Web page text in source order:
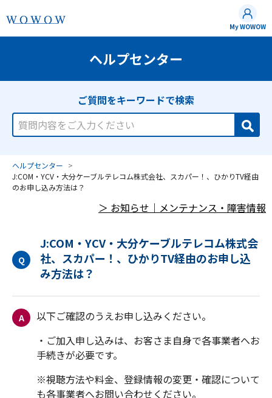
My WOWOW
ヘルプセンター
J:COM・YCV・大分ケーブルテレコム株式会社、スカパー！、ひかりTV経由
のお申し込み方法は？
Q
J:COM・YCV・大分ケーブルテレコム株式会
社、スカパー！、ひかりTV経由のお申し込
み方法は？
A
・ご加入申し込みは、お客さま自身で各事業者へお
※視聴方法や料金、登録情報の変更・確認について